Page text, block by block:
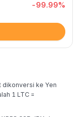
-99.99%
dikonversi ke Yen
1 LTC =